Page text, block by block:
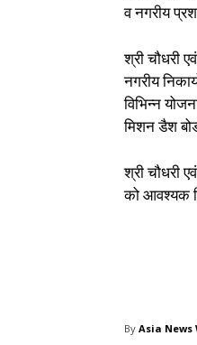
व नगरीय
श्री चौधरी
नगरीय
विभिन्न
मिशन डैश
श्री चौधरी
को आवश्यक
By Asia News